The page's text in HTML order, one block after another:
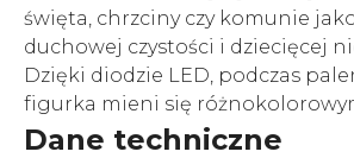
święta, chrzciny czy komunie
duchowej czystości i dziecięcej
Dzięki diodzie LED, podczas
figurka mieni się
Dane techniczne